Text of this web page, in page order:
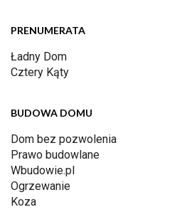
PRENUMERATA
Ładny Dom
Cztery Kąty
BUDOWA DOMU
Dom bez pozwolenia
Prawo budowlane
Wbudowie.pl
Ogrzewanie
Koza